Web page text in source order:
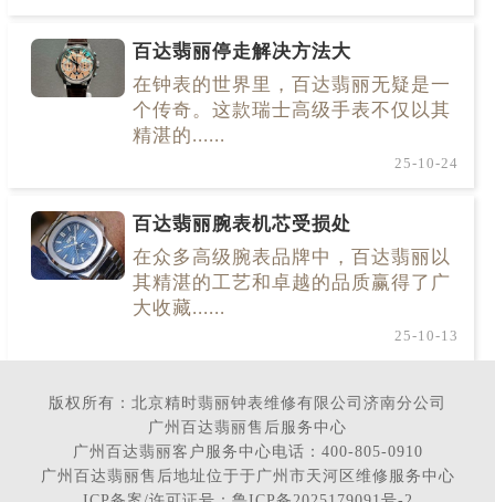
百达翡丽停走解决方法大
在钟表的世界里，百达翡丽无疑是一
个传奇。这款瑞士高级手表不仅以其
精湛的......
25-10-24
百达翡丽腕表机芯受损处
在众多高级腕表品牌中，百达翡丽以
其精湛的工艺和卓越的品质赢得了广
大收藏......
25-10-13
版权所有：北京精时翡丽钟表维修有限公司济南分公司
广州百达翡丽售后服务中心
广州百达翡丽客户服务中心电话：400-805-0910
广州百达翡丽售后地址位于于广州市天河区维修服务中心